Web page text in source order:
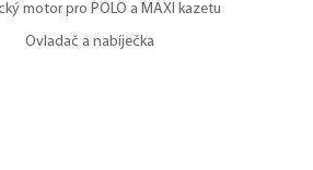
motor pro POLO a MAXI kazetu
Ovladač a nabíječka